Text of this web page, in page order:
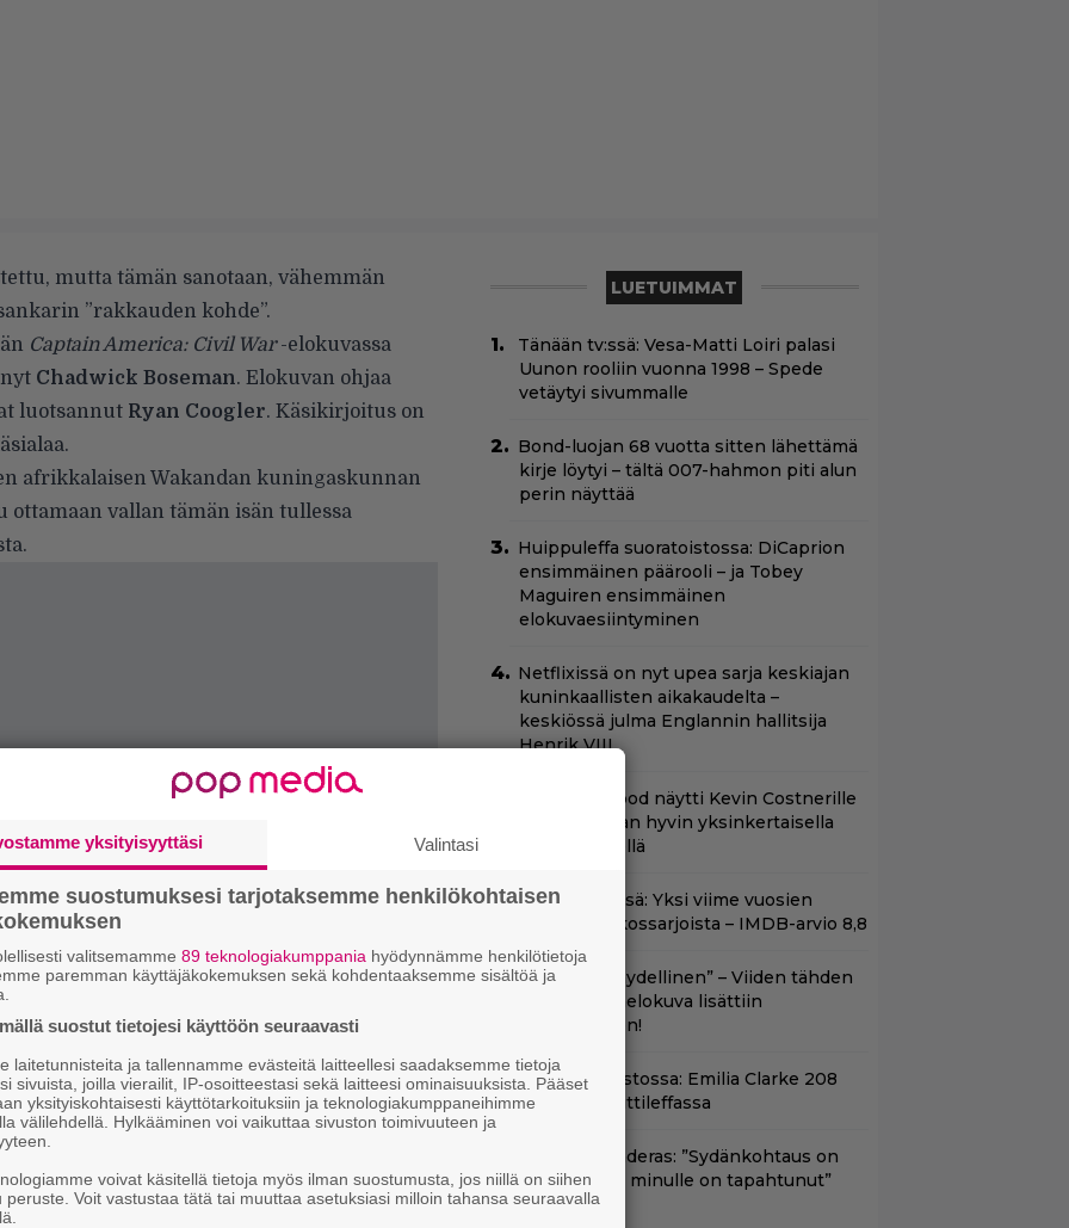
mutta tämän sanotaan, vähemmän
”rakkauden kohde”.
Captain America: Civil War-elokuvassa
Chadwick Boseman. Elokuvan ohjaa
luotsannut Ryan Coogler. Käsikirjoitus on
afrikkalaisen Wakandan kuningaskunnan
ottamaan vallan tämän isän tullessa
LUETUIMMAT
Tänään tv:ssä: Vesa-Matti Loiri palasi
Uunon rooliin vuonna 1998 – Spede
vetäytyi sivummalle
Bond-luojan 68 vuotta sitten lähettämä
kirje löytyi – tältä 007-hahmon piti alun
perin näyttää
Huippuleffa suoratoistossa: DiCaprion
ensimmäinen päärooli – ja Tobey
Maguiren ensimmäinen
elokuvaesiintyminen
Netflixissä on nyt upea sarja keskiajan
kuninkaallisten aikakaudelta –
keskiössä julma Englannin hallitsija
Henrik VIII
Clint Eastwood näytti Kevin Costnerille
kaapin paikan hyvin yksinkertaisella
toimenpiteellä
Nyt Netflixissä: Yksi viime vuosien
parhaista rikossarjoista – IMDB-arvio 8,8
”Lajissaan täydellinen” – Viiden tähden
scifitoimintaelokuva lisättiin
suoratoistoon!
Nyt suoratoistossa: Emilia Clarke 208
miljoonan hittileffassa
Antonio Banderas: ”Sydänkohtaus on
parasta mitä minulle on tapahtunut”
yksityisyyttäsi Valintasi
suostumuksesi tarjotaksemme henkilökohtaisen
valitsemamme 89 teknologiakumppania hyödynnämme henkilötietoja
paremman käyttäjäkokemuksen sekä kohdentaaksemme sisältöä ja
suostut tietojesi käyttöön seuraavasti
laitetunnisteita ja tallennamme evästeitä laitteellesi saadaksemme tietoja
sivuista, joilla vierailit, IP-osoitteestasi sekä laitteesi ominaisuuksista. Pääset
yksityiskohtaisesti käyttötarkoituksiin ja teknologiakumppaneihimme
välilehdellä. Hylkääminen voi vaikuttaa sivuston toimivuuteen ja
voivat käsitellä tietoja myös ilman suostumusta, jos niillä on siihen
peruste. Voit vastustaa tätä tai muuttaa asetuksiasi milloin tahansa seuraavalla